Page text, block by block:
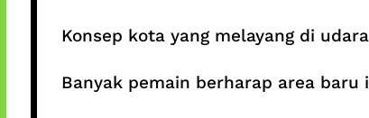
Konsep kota yang melayang di
Banyak pemain berharap area